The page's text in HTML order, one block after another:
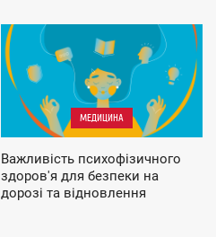
МЕДИЦИНА
Важливість психофізичного
здоров'я для безпеки на
дорозі та відновлення
18:38